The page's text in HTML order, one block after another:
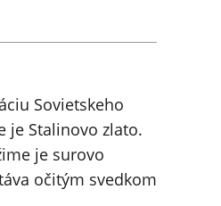
Sovietskeho
je Stalinovo zlato.
je surovo
očitým svedkom